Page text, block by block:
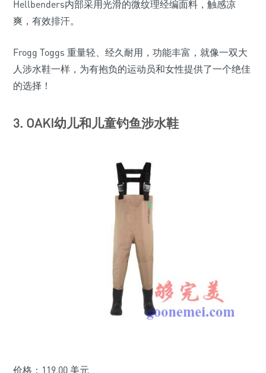
Hellbenders内部采用光滑的微纹理经编面料，触感凉
爽，有效排汗。
Frogg Toggs 重量轻、经久耐用，功能丰富，就像一双大
人涉水鞋一样，为有抱负的运动员和女性提供了一个绝佳
的选择！
3. OAKI幼儿和儿童钓鱼涉水鞋
价格：119.00 美元